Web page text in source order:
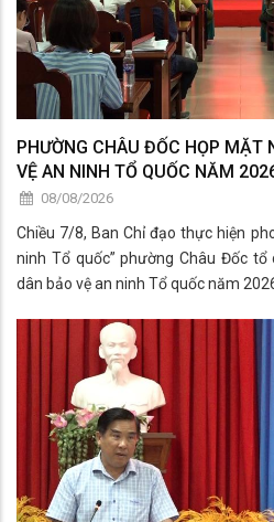
PHƯỜNG CHÂU ĐỐC HỌP MẶT
VỆ AN NINH TỔ QUỐC NĂM
08/08/2026
Chiều 7/8, Ban Chỉ đạo thực hiện
ninh Tổ quốc” phường Châu Đốc
dân bảo vệ an ninh Tổ quốc năm